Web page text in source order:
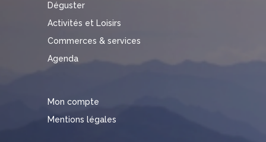
Déguster
Activités et Loisirs
Commerces & services
Agenda
Mon compte
Mentions légales